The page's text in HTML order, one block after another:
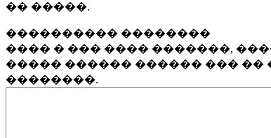
�� �����.
���������� ��������
���� � ��� ���� �������,
����� ������ ������ ���
��������.